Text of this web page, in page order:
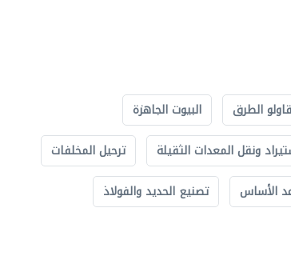
الطرق
البيوت الجاهزة
ونقل المعدات الثقيلة
ترحيل المخلفات
الأساس
تصنيع الحديد والفولاذ